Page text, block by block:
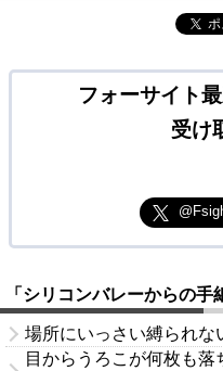
ポ
フォーサイト
受け
「シリコンバレーからの
場所にいっさい縛られな
目からうろこが何枚も落